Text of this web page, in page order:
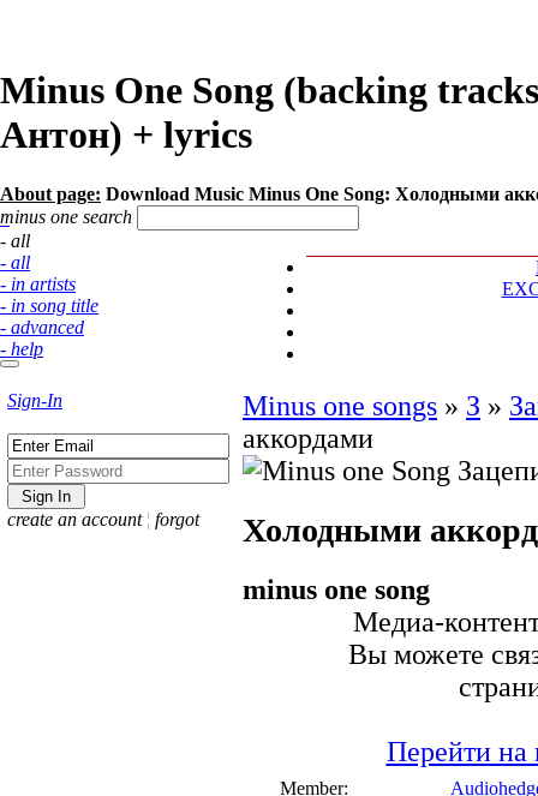
Minus One Song (backing
Антон) + lyrics
About page: Download Music Minus One Song: Холодными
minus one search
- all
- all
- in artists
- in song title
- advanced
- help
Sign-In
create an account ¦ forgot
Minus one songs » З »
аккордами
Холодными
minus one song
Медиа-
Вы можете
Перейти на
Member: